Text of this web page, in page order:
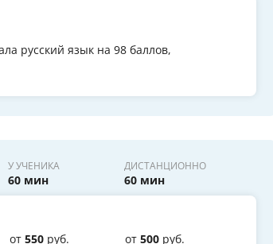
русский язык на 98 баллов,
У УЧЕНИКА
60 мин
ДИСТАНЦИОННО
60 мин
от 550 руб. от 500 руб.